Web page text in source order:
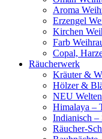
Aroma
Erzengel
Kirchen
Farb
Copal,
Räucherwerk
Kräuter &
Hölzer &
NEU
Himalaya –
Indianisch –
Räucher-